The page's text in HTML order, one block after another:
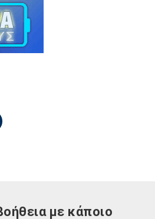
με κάποιο